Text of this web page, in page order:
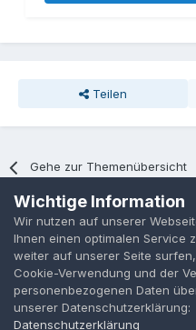
Teilen
Gehe zur Themenübersicht
Wichtige Information
Wir nutzen auf unserer
Ihnen einen optimalen Service
weiter auf unserer Seite
Cookie-Verwendung und der
personenbezogenen Daten
unserer Datenschutzerklärung:
Datenschutzerklärung